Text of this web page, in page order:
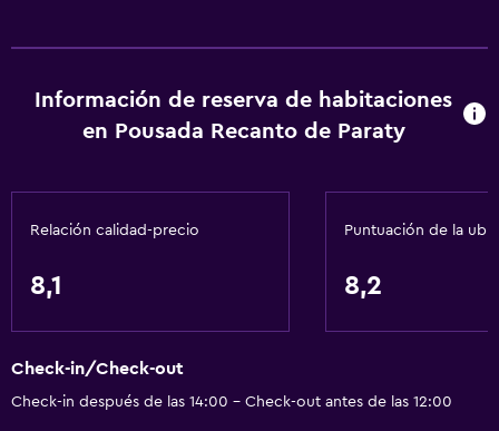
Información de reserva de habitaciones
en Pousada Recanto de Paraty
Relación calidad-precio
8,1
Puntuación de la
8,2
Check-in/Check-out
Check-in después de las 14:00 - Check-out antes de las 12:00